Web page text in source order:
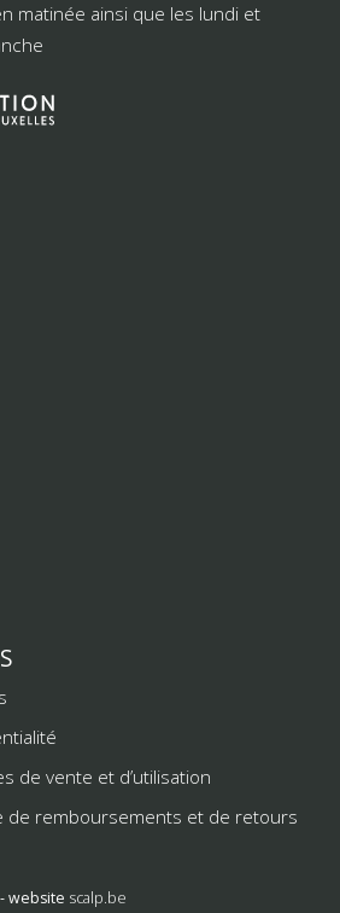
matinée ainsi que les lundi et
de vente et d’utilisation
de remboursements et de retours
website scalp.be